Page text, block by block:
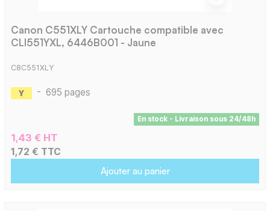
Canon C551XLY Cartouche compatible avec
CLI551YXL, 6446B001 - Jaune
C8C551XLY
- 695 pages
En stock - Livraison sous 24/48h
1,43 € HT
1,72 € TTC
Ajouter au panier